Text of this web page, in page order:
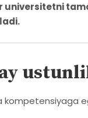
universitetni
kompetensiyaga